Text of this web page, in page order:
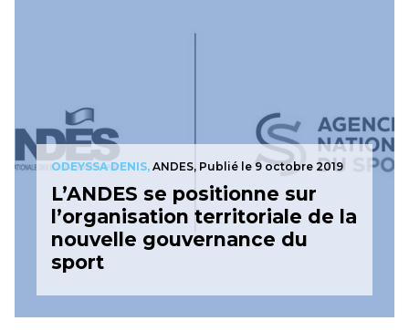
ODEYSSA DENIS, ANDES, Publié le 9 octobre 2019
L’ANDES se positionne sur
l’organisation territoriale de la
nouvelle gouvernance du
sport